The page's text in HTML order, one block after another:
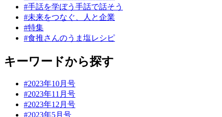
#手話を学ぼう手話で話そう
#未来をつなぐ、人と企業
#特集
#食推さんのうま塩レシピ
キーワードから探す
#2023年10月号
#2023年11月号
#2023年12月号
#2023年5月号